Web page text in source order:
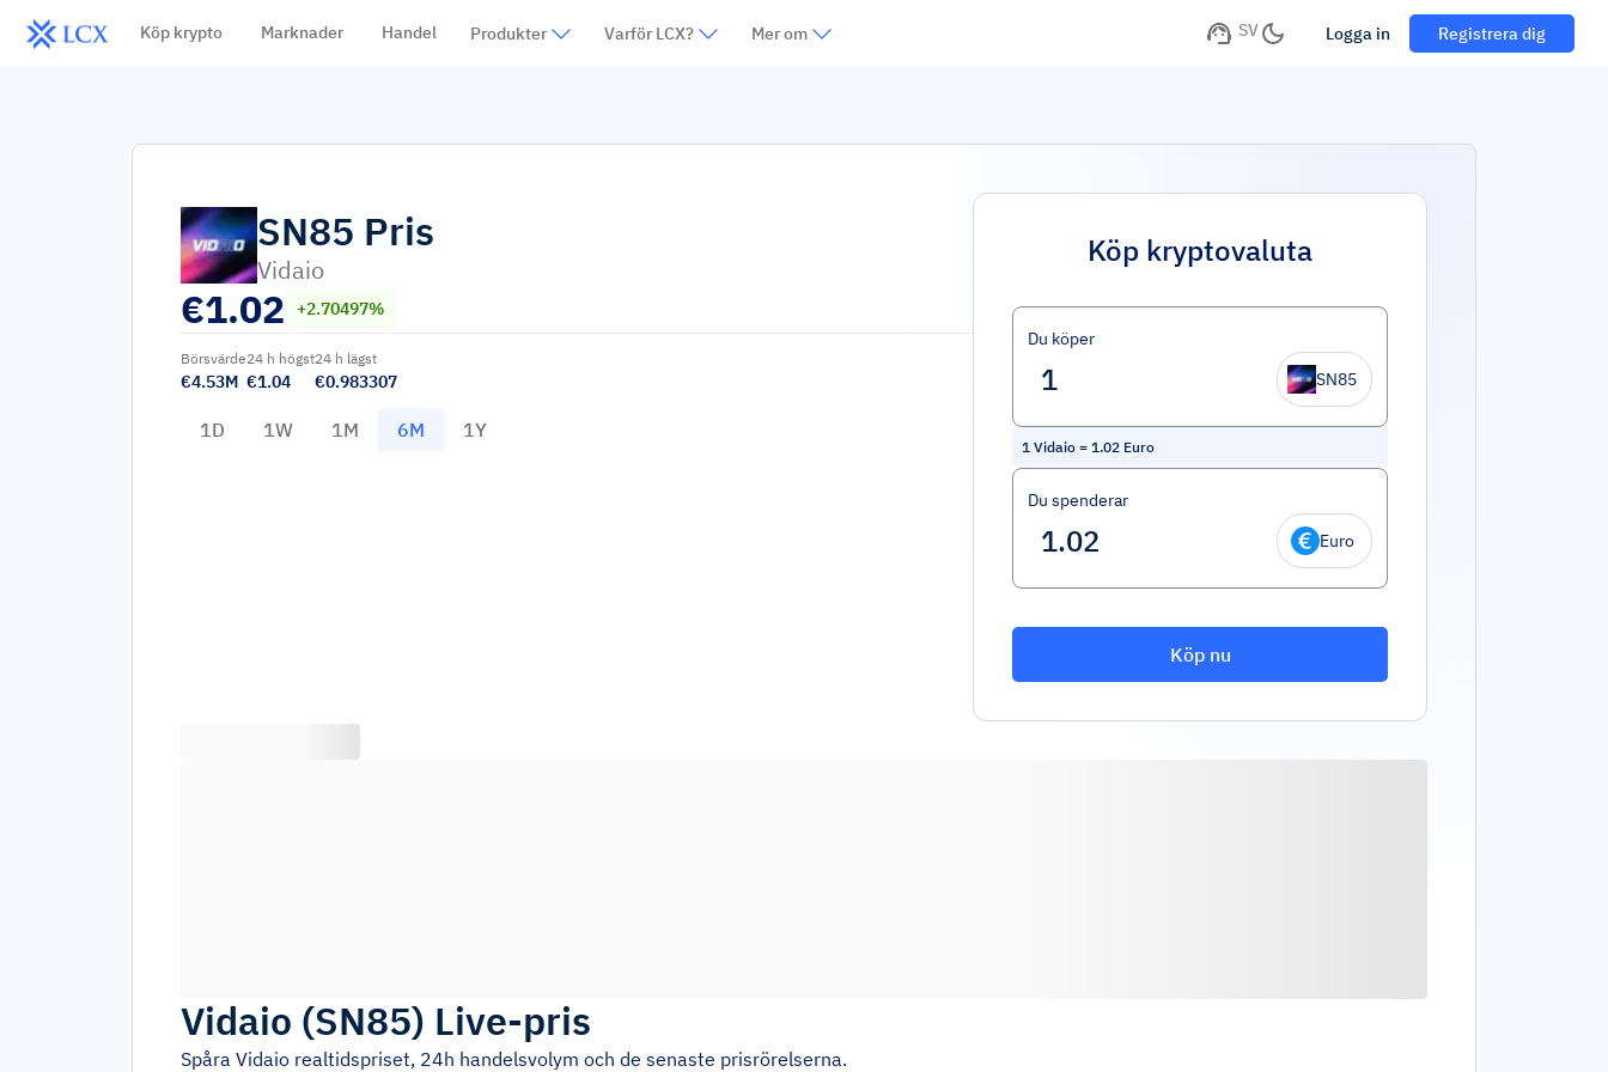
Köp krypto Marknader Handel Produkter Varför LCX? Mer om SV Logga in Registrera dig
SN85 Pris
Vidaio
€1.02 +2.70497%
Börsvärde
€4.53M
24 h högst
€1.04
24 h lägst
€0.983307
1D 1W 1M 6M 1Y
Köp kryptovaluta
Du köper
SN85
1 Vidaio = 1.02 Euro
Du spenderar
Euro
Köp nu
Vidaio (SN85) Live-pris
Spåra Vidaio realtidspriset, 24h handelsvolym och de senaste prisrörelserna.